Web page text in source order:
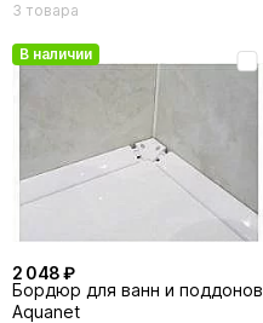
3 товара
В наличии
2 048 ₽
Бордюр для ванн и поддонов
Aquanet